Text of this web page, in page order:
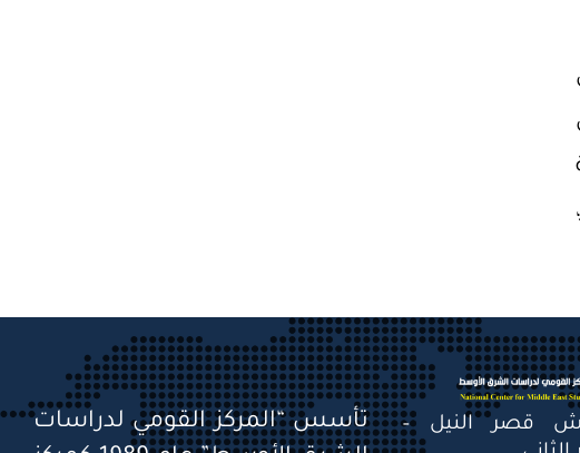
1 ش قصر النيل –
تأسس “المركز القومي لدراسات